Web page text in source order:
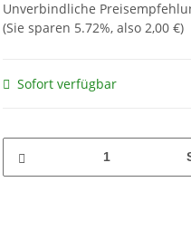
Unverbindliche
(Sie sparen 5.72%, also 2,00 €)
Sofort verfügbar